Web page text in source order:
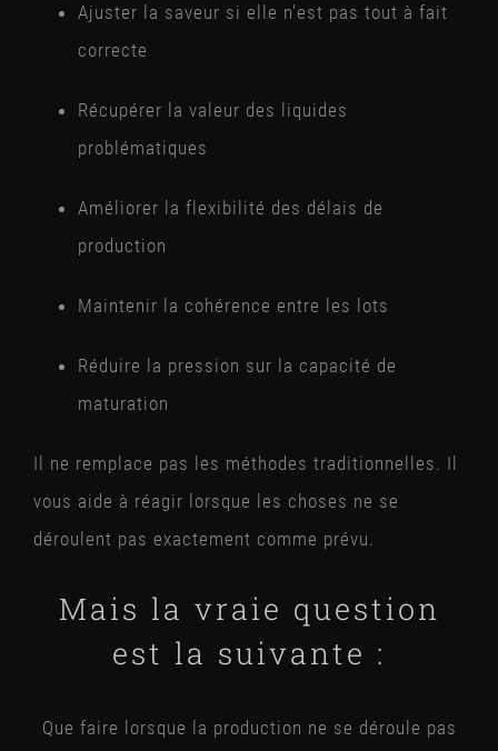
Ajuster la saveur si elle n'est pas tout à fait
correcte
Récupérer la valeur des liquides
problématiques
Améliorer la flexibilité des délais de
production
Maintenir la cohérence entre les lots
Réduire la pression sur la capacité de
maturation
Il ne remplace pas les méthodes traditionnelles. Il
vous aide à réagir lorsque les choses ne se
déroulent pas exactement comme prévu.
Mais la vraie question
est la suivante :
Que faire lorsque la production ne se déroule pas